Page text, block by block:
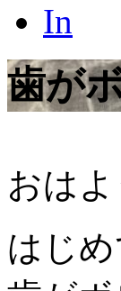
In
歯が
おはよ
はじ